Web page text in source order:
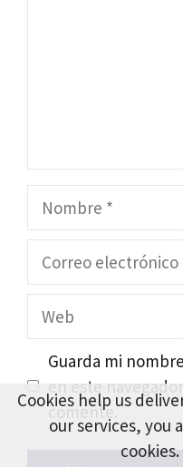
Nombre
Guarda mi
en este
comente.
Cookies help us
our services, you
cookies.